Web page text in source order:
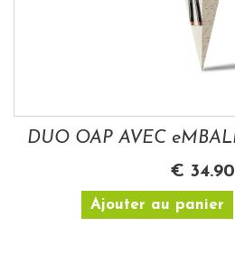
€ 34.90
Ajouter au panier